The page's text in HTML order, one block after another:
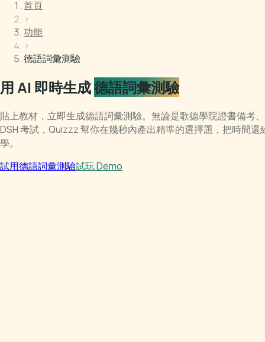
首頁
›
功能
›
德語詞彙測驗
用 AI 即時生成德語詞彙測驗
貼上教材，立即生成德語詞彙測驗。無論是歌德學院證書備考
DSH 考試，Quizzz 幫你在幾秒內產出精準的選擇題，把時間還
學。
試用德語詞彙測驗試玩 Demo